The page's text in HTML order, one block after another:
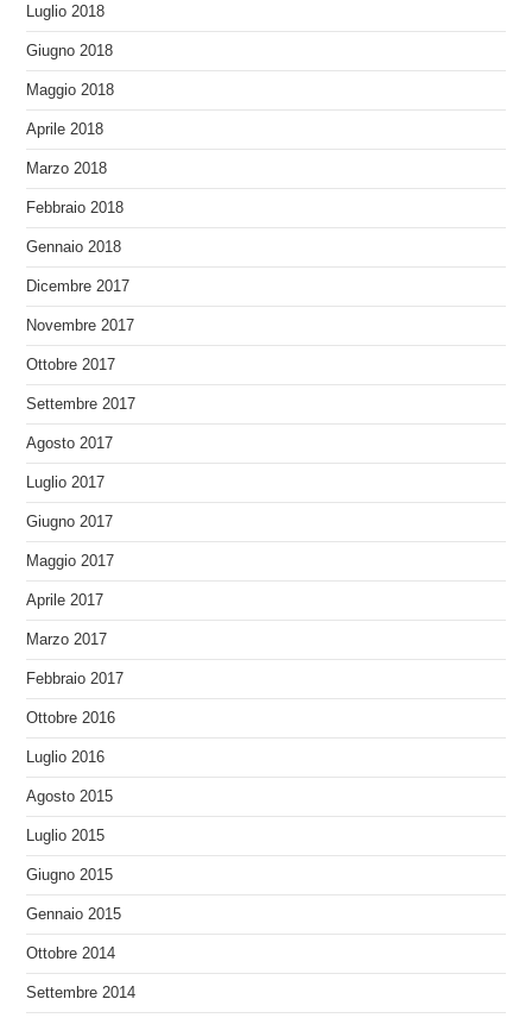
Luglio 2018
Giugno 2018
Maggio 2018
Aprile 2018
Marzo 2018
Febbraio 2018
Gennaio 2018
Dicembre 2017
Novembre 2017
Ottobre 2017
Settembre 2017
Agosto 2017
Luglio 2017
Giugno 2017
Maggio 2017
Aprile 2017
Marzo 2017
Febbraio 2017
Ottobre 2016
Luglio 2016
Agosto 2015
Luglio 2015
Giugno 2015
Gennaio 2015
Ottobre 2014
Settembre 2014